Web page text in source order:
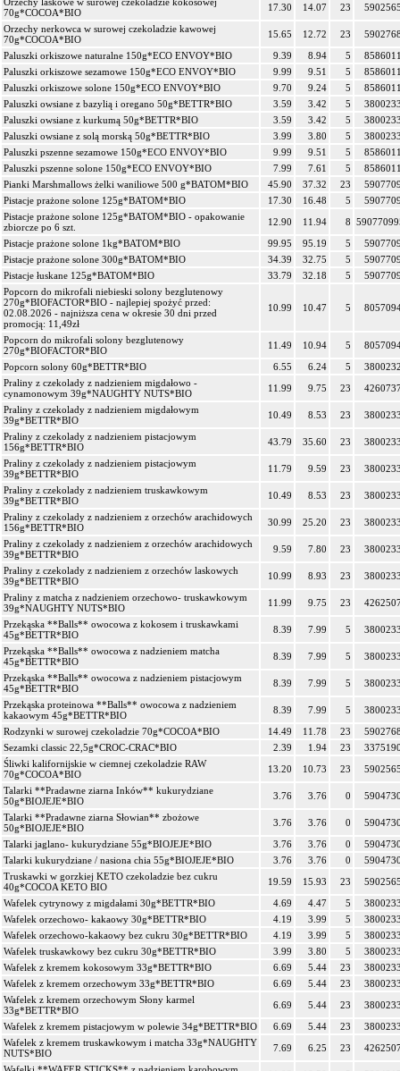
70g*COCOA*BIO
17.30 14.07 23
Orzechy nerkowca w surowej czekoladzie kawowej
70g*COCOA*BIO
15.65 12.72 23
Paluszki orkiszowe naturalne 150g*ECO ENVOY*BIO
9.39 8.94 5
Paluszki orkiszowe sezamowe 150g*ECO ENVOY*BIO
9.99 9.51 5
Paluszki orkiszowe solone 150g*ECO ENVOY*BIO
9.70 9.24 5
Paluszki owsiane z bazylią i oregano 50g*BETTR*BIO
3.59 3.42 5
Paluszki owsiane z kurkumą 50g*BETTR*BIO
3.59 3.42 5
Paluszki owsiane z solą morską 50g*BETTR*BIO
3.99 3.80 5
Paluszki pszenne sezamowe 150g*ECO ENVOY*BIO
9.99 9.51 5
Paluszki pszenne solone 150g*ECO ENVOY*BIO
7.99 7.61 5
Pianki Marshmallows żelki waniliowe 500 g*BATOM*BIO
45.90 37.32 23
Pistacje prażone solone 125g*BATOM*BIO
17.30 16.48 5
Pistacje prażone solone 125g*BATOM*BIO - opakowanie
zbiorcze po 6 szt.
12.90 11.94 8
Pistacje prażone solone 1kg*BATOM*BIO
99.95 95.19 5
Pistacje prażone solone 300g*BATOM*BIO
34.39 32.75 5
Pistacje łuskane 125g*BATOM*BIO
33.79 32.18 5
Popcorn do mikrofali niebieski solony bezglutenowy
270g*BIOFACTOR*BIO - najlepiej spożyć przed:
02.08.2026 - najniższa cena w okresie 30 dni przed
promocją: 11,49zł
10.99 10.47 5
Popcorn do mikrofali solony bezglutenowy
270g*BIOFACTOR*BIO
11.49 10.94 5
Popcorn solony 60g*BETTR*BIO
6.55 6.24 5
Praliny z czekolady z nadzieniem migdałowo -
cynamonowym 39g*NAUGHTY NUTS*BIO
11.99 9.75 23
Praliny z czekolady z nadzieniem migdałowym
39g*BETTR*BIO
10.49 8.53 23
Praliny z czekolady z nadzieniem pistacjowym
156g*BETTR*BIO
43.79 35.60 23
Praliny z czekolady z nadzieniem pistacjowym
39g*BETTR*BIO
11.79 9.59 23
Praliny z czekolady z nadzieniem truskawkowym
39g*BETTR*BIO
10.49 8.53 23
Praliny z czekolady z nadzieniem z orzechów arachidowych
156g*BETTR*BIO
30.99 25.20 23
Praliny z czekolady z nadzieniem z orzechów arachidowych
39g*BETTR*BIO
9.59 7.80 23
Praliny z czekolady z nadzieniem z orzechów laskowych
39g*BETTR*BIO
10.99 8.93 23
Praliny z matcha z nadzieniem orzechowo- truskawkowym
39g*NAUGHTY NUTS*BIO
11.99 9.75 23
Przekąska **Balls** owocowa z kokosem i truskawkami
45g*BETTR*BIO
8.39 7.99 5
Przekąska **Balls** owocowa z nadzieniem matcha
45g*BETTR*BIO
8.39 7.99 5
Przekąska **Balls** owocowa z nadzieniem pistacjowym
45g*BETTR*BIO
8.39 7.99 5
Przekąska proteinowa **Balls** owocowa z nadzieniem
kakaowym 45g*BETTR*BIO
8.39 7.99 5
Rodzynki w surowej czekoladzie 70g*COCOA*BIO
14.49 11.78 23
Sezamki classic 22,5g*CROC-CRAC*BIO
2.39 1.94 23
Śliwki kalifornijskie w ciemnej czekoladzie RAW
70g*COCOA*BIO
13.20 10.73 23
Talarki **Pradawne ziarna Inków** kukurydziane
50g*BIOJEJE*BIO
3.76 3.76 0
Talarki **Pradawne ziarna Słowian** zbożowe
50g*BIOJEJE*BIO
3.76 3.76 0
Talarki jaglano- kukurydziane 55g*BIOJEJE*BIO
3.76 3.76 0
Talarki kukurydziane / nasiona chia 55g*BIOJEJE*BIO
3.76 3.76 0
Truskawki w gorzkiej KETO czekoladzie bez cukru
40g*COCOA KETO BIO
19.59 15.93 23
Wafelek cytrynowy z migdałami 30g*BETTR*BIO
4.69 4.47 5
Wafelek orzechowo- kakaowy 30g*BETTR*BIO
4.19 3.99 5
Wafelek orzechowo-kakaowy bez cukru 30g*BETTR*BIO
4.19 3.99 5
Wafelek truskawkowy bez cukru 30g*BETTR*BIO
3.99 3.80 5
Wafelek z kremem kokosowym 33g*BETTR*BIO
6.69 5.44 23
Wafelek z kremem orzechowym 33g*BETTR*BIO
6.69 5.44 23
Wafelek z kremem orzechowym Słony karmel
33g*BETTR*BIO
6.69 5.44 23
Wafelek z kremem pistacjowym w polewie 34g*BETTR*BIO
6.69 5.44 23
Wafelek z kremem truskawkowym i matcha 33g*NAUGHTY
NUTS*BIO
7.69 6.25 23